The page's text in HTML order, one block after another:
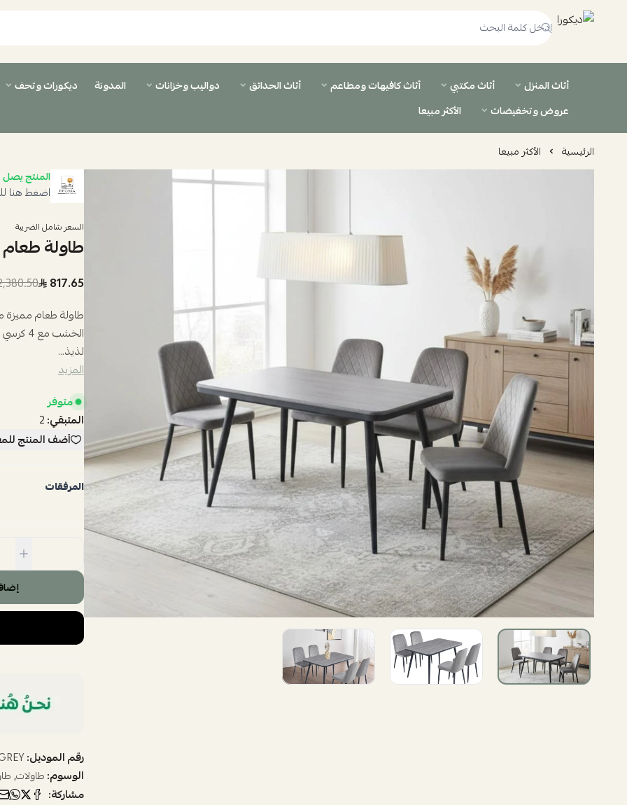
أثاث المنزل أثاث مكتبي أثاث كافيهات ومطاعم أثاث الحدائق دواليب وخزانات المدونة ديكورات وتحف
عروض وتخفيضات
الأكثر مبيعا
الرئيسية
الأكثر مبيعا
المنتج يصل
اضغط هنا
السعر شامل الضريبة
طاولة طعام
817.65
SAR
طاولة طعام
الخشب
لذيذ...
المزيد
متوفر
المتبقي:2
أضف المنتج
المرفقات
رقم الموديل:
الوسوم:طاولات,
مشاركة: